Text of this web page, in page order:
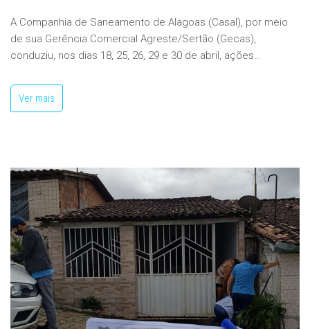
A Companhia de Saneamento de Alagoas (Casal), por meio
de sua Gerência Comercial Agreste/Sertão (Gecas),
conduziu, nos dias 18, 25, 26, 29 e 30 de abril, ações…
Ver mais